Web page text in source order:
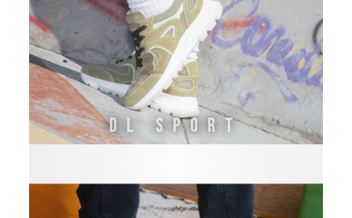
DL SPORT